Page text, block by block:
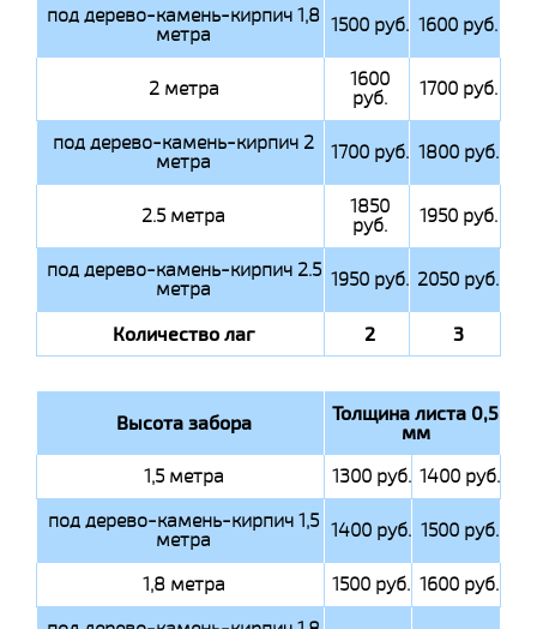
под дерево-камень-кирпич 1,8
метра 1500 руб. 1600 руб.
2 метра 1600
руб. 1700 руб.
под дерево-камень-кирпич 2
метра 1700 руб. 1800 руб.
2.5 метра 1850
руб. 1950 руб.
под дерево-камень-кирпич 2.5
метра 1950 руб. 2050 руб.
Количество лаг 2 3
Высота забора Толщина листа 0,5
мм
1,5 метра 1300 руб. 1400 руб.
под дерево-камень-кирпич 1,5
метра 1400 руб. 1500 руб.
1,8 метра 1500 руб. 1600 руб.